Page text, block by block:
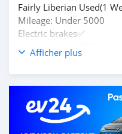
Fairly Liberian Used(1
Mileage: Under 5000
Electric brakes✅
Automatic headlights✅
Black leather interior✅
Call 0555400781/
Serious buyers only
Afficher plus